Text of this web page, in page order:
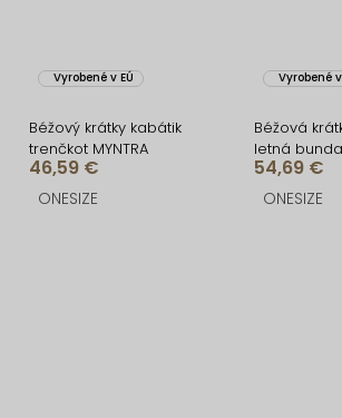
Vyrobené v EÚ
Béžový krátky kabátik
trenčkot MYNTRA
46,59 €
ONESIZE
Vyrobené v
Béžová
letná bunda
54,69 €
ONESIZE